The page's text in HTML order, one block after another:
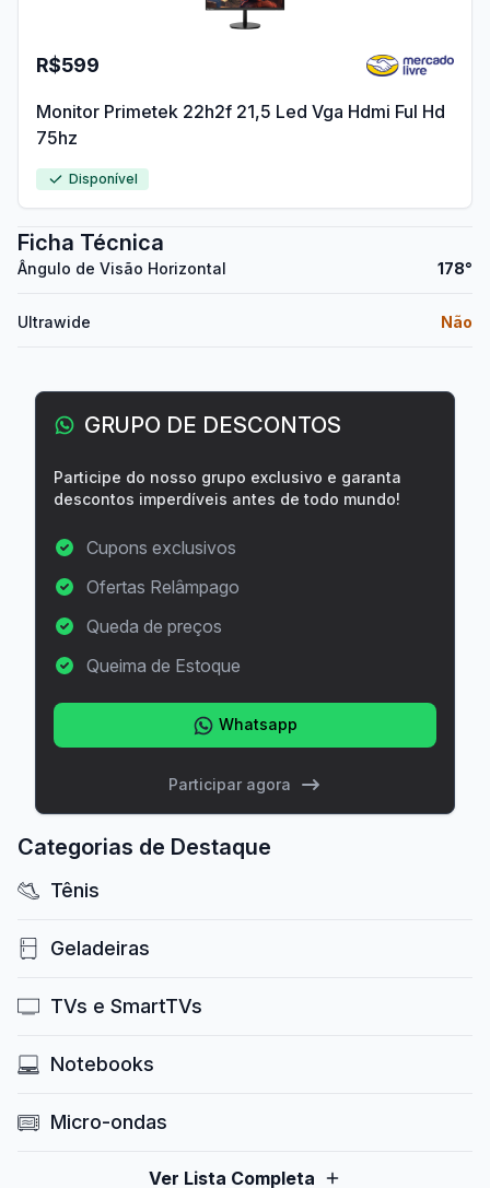
R$599
Monitor Primetek 22h2f 21,5 Led Vga Hdmi Ful Hd
75hz
Disponível
Ficha Técnica
Ângulo de Visão Horizontal 178°
Ultrawide Não
GRUPO DE DESCONTOS
Participe do nosso grupo exclusivo e garanta
descontos imperdíveis antes de todo mundo!
Cupons exclusivos
Ofertas Relâmpago
Queda de preços
Queima de Estoque
Whatsapp
Participar agora
Categorias de Destaque
Tênis
Geladeiras
TVs e SmartTVs
Notebooks
Micro-ondas
Ver Lista Completa